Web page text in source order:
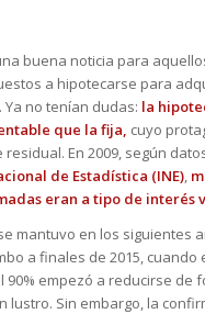
buena noticia para
a hipotecarse para
no tenían dudas: la
que la fija, cuyo
residual. En 2009, según
de Estadística (INE),
eran a tipo de interés
mantuvo en los siguientes
a finales de 2015, cuando
90% empezó a reducirse de
lustro. Sin embargo, la